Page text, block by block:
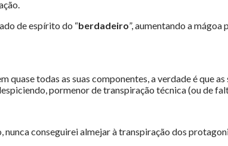
de espírito do “berdadeiro”, aumentando a
todas as suas componentes, a verdade é que
pormenor de transpiração técnica (ou de
conseguirei almejar à transpiração dos